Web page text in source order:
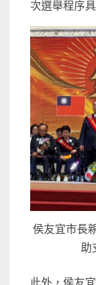
次選舉程序
侯友宜市長
助
此外，侯友